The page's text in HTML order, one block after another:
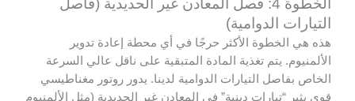
الخطوة 4: فصل المعادن غير الحديدية (فاصل
التيارات الدوامية)
هذه هي الخطوة الأكثر حرجًا في أي محطة إعادة تدوير
الألمنيوم. يتم تغذية المادة المتبقية على ناقل عالي السرعة
الخاص بفاصل التيارات الدوامية لدينا. يدور روتور مغناطيسي
قوي يثير “تيارات دينية” في المعادن غير الحديدية (مثل الألمنيوم